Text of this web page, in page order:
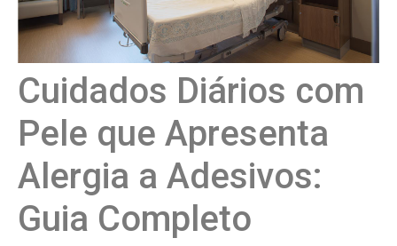
Cuidados Diários com
Pele que Apresenta
Alergia a Adesivos:
Guia Completo